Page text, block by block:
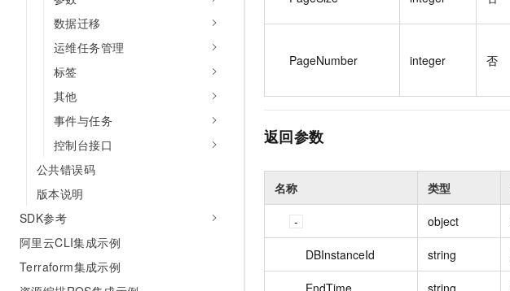
数据迁移
运维任务管理
标签
其他
事件与任务
控制台接口
公共错误码
版本说明
SDK参考
阿里云CLI集成示例
Terraform集成示例
PageNumber integer 否
返回参数
名称 类型
object
DBInstanceId string